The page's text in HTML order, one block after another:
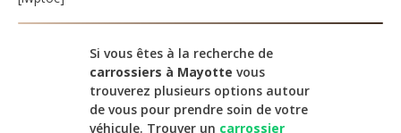
Si vous êtes à la recherche de
carrossiers à Mayotte vous
trouverez plusieurs options autour
de vous pour prendre soin de votre
véhicule. Trouver un carrossier